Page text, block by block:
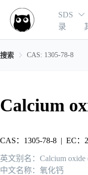
SDS
录
搜索 CAS: 1305-78-8
Calcium
CAS：1305-78-8 | EC：
英文别名：Calcium oxide
中文名称：氧化钙